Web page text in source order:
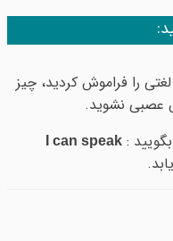
را فراموش کردید، چیز
عصبی نشوید.
:
I can speak